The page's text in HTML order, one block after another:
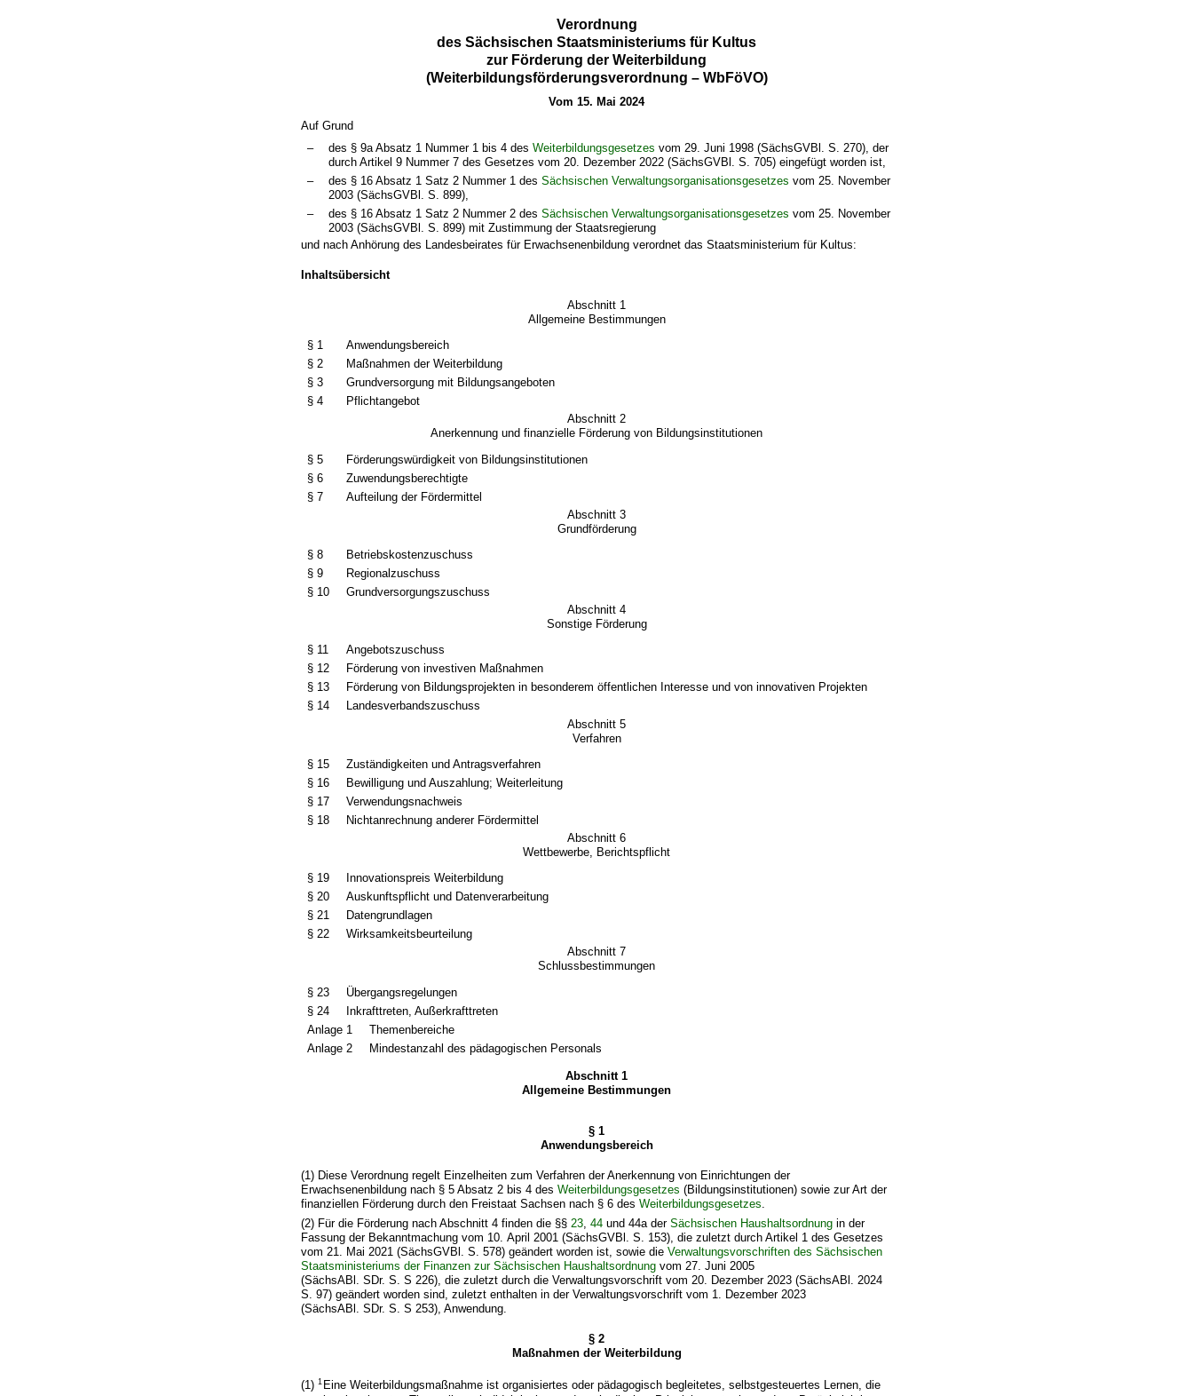
Verordnung
des Sächsischen Staatsministeriums für Kultus
zur Förderung der Weiterbildung
(Weiterbildungsförderungsverordnung – WbFöVO)
Vom 15. Mai 2024
Auf Grund
–
des § 9a Absatz 1 Nummer 1 bis 4 des Weiterbildungsgesetzes vom 29. Juni 1998 (SächsGVBl. S. 270), der
durch Artikel 9 Nummer 7 des Gesetzes vom 20. Dezember 2022 (SächsGVBl. S. 705) eingefügt worden ist,
–
des § 16 Absatz 1 Satz 2 Nummer 1 des Sächsischen Verwaltungsorganisationsgesetzes vom 25. November
2003 (SächsGVBl. S. 899),
–
des § 16 Absatz 1 Satz 2 Nummer 2 des Sächsischen Verwaltungsorganisationsgesetzes vom 25. November
2003 (SächsGVBl. S. 899) mit Zustimmung der Staatsregierung
und nach Anhörung des Landesbeirates für Erwachsenenbildung verordnet das Staatsministerium für Kultus:
Inhaltsübersicht
Abschnitt 1
Allgemeine Bestimmungen
§ 1
Anwendungsbereich
§ 2
Maßnahmen der Weiterbildung
§ 3
Grundversorgung mit Bildungsangeboten
§ 4
Pflichtangebot
Abschnitt 2
Anerkennung und finanzielle Förderung von Bildungsinstitutionen
§ 5
Förderungswürdigkeit von Bildungsinstitutionen
§ 6
Zuwendungsberechtigte
§ 7
Aufteilung der Fördermittel
Abschnitt 3
Grundförderung
§ 8
Betriebskostenzuschuss
§ 9
Regionalzuschuss
§ 10
Grundversorgungszuschuss
Abschnitt 4
Sonstige Förderung
§ 11
Angebotszuschuss
§ 12
Förderung von investiven Maßnahmen
§ 13
Förderung von Bildungsprojekten in besonderem öffentlichen Interesse und von innovativen Projekten
§ 14
Landesverbandszuschuss
Abschnitt 5
Verfahren
§ 15
Zuständigkeiten und Antragsverfahren
§ 16
Bewilligung und Auszahlung; Weiterleitung
§ 17
Verwendungsnachweis
§ 18
Nichtanrechnung anderer Fördermittel
Abschnitt 6
Wettbewerbe, Berichtspflicht
§ 19
Innovationspreis Weiterbildung
§ 20
Auskunftspflicht und Datenverarbeitung
§ 21
Datengrundlagen
§ 22
Wirksamkeitsbeurteilung
Abschnitt 7
Schlussbestimmungen
§ 23
Übergangsregelungen
§ 24
Inkrafttreten, Außerkrafttreten
Anlage 1
Themenbereiche
Anlage 2
Mindestanzahl des pädagogischen Personals
Abschnitt 1
Allgemeine Bestimmungen
§ 1
Anwendungsbereich
(1) Diese Verordnung regelt Einzelheiten zum Verfahren der Anerkennung von Einrichtungen der
Erwachsenenbildung nach § 5 Absatz 2 bis 4 desWeiterbildungsgesetzes (Bildungsinstitutionen) sowie zur Art der
finanziellen Förderung durch den Freistaat Sachsen nach § 6 desWeiterbildungsgesetzes
(2) Für die Förderung nach Abschnitt 4 finden die §§23,44 und 44a derSächsischen Haushaltsordnung in der
Fassung der Bekanntmachung vom 10. April 2001 (SächsGVBl. S. 153), die zuletzt durch Artikel 1 des Gesetzes
vom 21. Mai 2021 (SächsGVBl. S. 578) geändert worden ist, sowie dieVerwaltungsvorschriften des Sächsischen
Staatsministeriums der Finanzen zur Sächsischen Haushaltsordnung vom 27. Juni 2005
(SächsABl. SDr. S. S 226), die zuletzt durch die Verwaltungsvorschrift vom 20. Dezember 2023 (SächsABl. 2024
S. 97) geändert worden sind, zuletzt enthalten in der Verwaltungsvorschrift vom 1. Dezember 2023
(SächsABl. SDr. S. S 253), Anwendung.
§ 2
Maßnahmen der Weiterbildung
(1)1 Eine Weiterbildungsmaßnahme ist organisiertes oder pädagogisch begleitetes, selbstgesteuertes Lernen, die